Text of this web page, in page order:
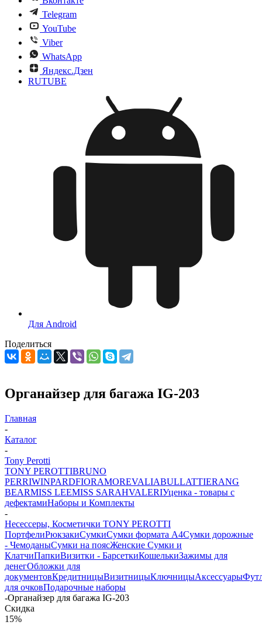
Telegram
YouTube
Viber
WhatsApp
Яндекс.Дзен
RUTUBE
Для Android
Поделиться
Органайзер для багажа IG-203
Главная
-
Каталог
-
Tony Perotti
TONY PEROTTIBRUNO
PERRIWINPARDFIORAMOREVALIABULLATTIERANG
BEARMISS LEEMISS SARAHVALERIУценка - товары с
дефектамиНаборы и Комплекты
-
Несессеры, Косметички TONY PEROTTI
ПортфелиРюкзакиСумкиСумки формата А4Сумки дорожные
- ЧемоданыСумки на поясЖенские Сумки и
КлатчиПапкиВизитки - БарсеткиКошелькиЗажимы для
денегОбложки для
документовКредитницыВизитницыКлючницыАксессуары
для очковПодарочные наборы
-Органайзер для багажа IG-203
Скидка
15%